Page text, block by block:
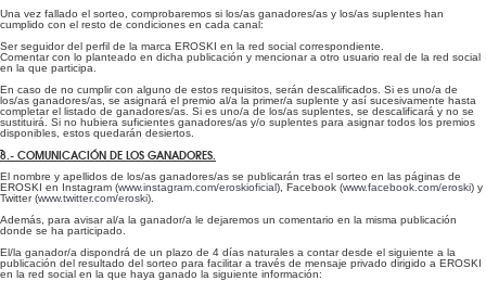
Una vez fallado el sorteo, comprobaremos si los/as ganadores/as y los/as suplentes han
cumplido con el resto de condiciones en cada canal:
Ser seguidor del perfil de la marca EROSKI en la red social correspondiente.
Comentar con lo planteado en dicha publicación y mencionar a otro usuario real de la red social
en la que participa.
En caso de no cumplir con alguno de estos requisitos, serán descalificados. Si es uno/a de
los/as ganadores/as, se asignará el premio al/a la primer/a suplente y así sucesivamente hasta
completar el listado de ganadores/as. Si es uno/a de los/as suplentes, se descalificará y no se
sustituirá. Si no hubiera suficientes ganadores/as y/o suplentes para asignar todos los premios
disponibles, estos quedarán desiertos.
8.- COMUNICACIÓN DE LOS GANADORES.
El nombre y apellidos de los/as ganadores/as se publicarán tras el sorteo en las páginas de
EROSKI en Instagram (www.instagram.com/eroskioficial), Facebook (www.facebook.com/eroski) y
Twitter (www.twitter.com/eroski).
Además, para avisar al/a la ganador/a le dejaremos un comentario en la misma publicación
donde se ha participado.
El/la ganador/a dispondrá de un plazo de 4 días naturales a contar desde el siguiente a la
publicación del resultado del sorteo para facilitar a través de mensaje privado dirigido a EROSKI
en la red social en la que haya ganado la siguiente información: